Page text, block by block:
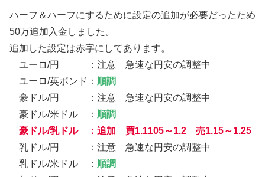
ハーフ＆ハーフにするために設定の追加が必要だったため
50万追加入金しました。
追加した設定は赤字にしてあります。
ユーロ/円 ：注意 急速な円安の調整中
ユーロ/英ポンド： 順調
豪ドル/円 ：注意 急速な円安の調整中
豪ドル/米ドル ： 順調
豪ドル/乳ドル ：追加 買1.1105～1.2 売1.15～1.25
乳ドル/円 ：注意 急速な円安の調整中
乳ドル/米ドル ： 順調